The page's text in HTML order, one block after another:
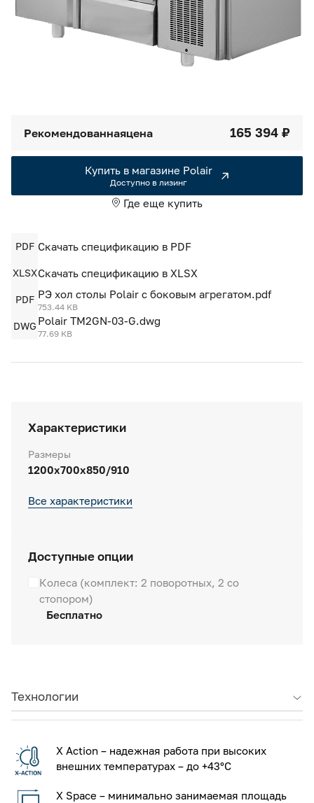
Характеристики
Размеры
1200х700х850/910
Все характеристики
Доступные опции
Колеса (комплект: 2 поворотных, 2 со
стопором)
Бесплатно
Рекомендованнаяцена 165 394 ₽
Купить в магазине Polair
Доступно в лизинг
Где еще купить
PDF Скачать спецификацию в PDF
XLSXСкачать спецификацию в XLSX
PDF РЭ хол столы Polair с боковым агрегатом.pdf
753.44 KB
DWG Polair TM2GN-03-G.dwg
77.69 KB
Технологии
X Action – надежная работа при высоких
внешних температурах – до +43°С
X Space – минимально занимаемая площадь
Камеры холодильные
Машины холодильные
Решения для Вашего Dark Store
Smart Serviсe
Единый доступ по QR-коду ко всей информации об изделии